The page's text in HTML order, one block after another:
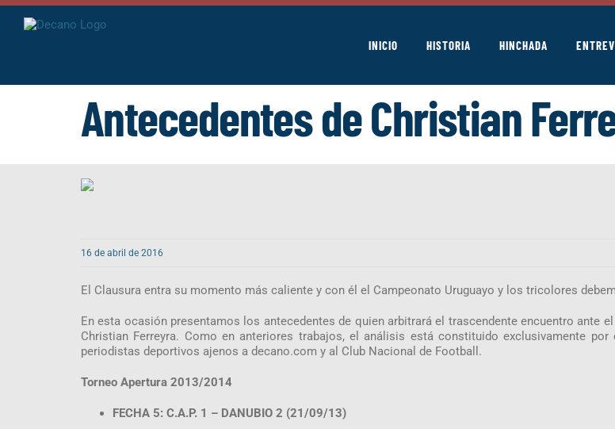
Saltar
INICIO HISTORIA HINCHADA
Antecedentes de Christian
16 de abril de 2016
El Clausura entra su momento más caliente y con él el Campeonato Uruguayo y los tricolores
En esta ocasión presentamos los antecedentes de quien arbitrará el trascendente encuentro ante
Christian Ferreyra. Como en anteriores trabajos, el análisis está constituido exclusivamente por
periodistas deportivos ajenos a decano.com y al Club Nacional de Football.
Torneo Apertura 2013/2014
FECHA 5: C.A.P. 1 – DANUBIO 2 (21/09/13)